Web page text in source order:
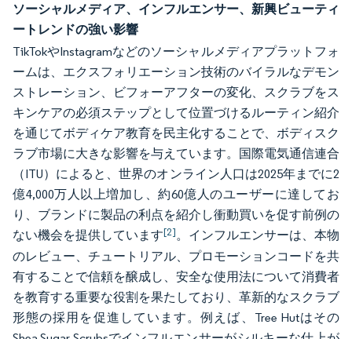
ソーシャルメディア、インフルエンサー、新興ビューティ
ートレンドの強い影響
TikTokやInstagramなどのソーシャルメディアプラットフォ
ームは、エクスフォリエーション技術のバイラルなデモン
ストレーション、ビフォーアフターの変化、スクラブをス
キンケアの必須ステップとして位置づけるルーティン紹介
を通じてボディケア教育を民主化することで、ボディスク
ラブ市場に大きな影響を与えています。国際電気通信連合
（ITU）によると、世界のオンライン人口は2025年までに2
億4,000万人以上増加し、約60億人のユーザーに達してお
り、ブランドに製品の利点を紹介し衝動買いを促す前例の
ない機会を提供しています[2]。インフルエンサーは、本物
のレビュー、チュートリアル、プロモーションコードを共
有することで信頼を醸成し、安全な使用法について消費者
を教育する重要な役割を果たしており、革新的なスクラブ
形態の採用を促進しています。例えば、Tree Hutはその